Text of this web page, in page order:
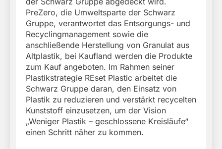
PreZero, die Umweltsparte der Schwarz
Gruppe, verantwortet das Entsorgungs- und
Recyclingmanagement sowie die
anschließende Herstellung von Granulat aus
Altplastik, bei Kaufland werden die Produkte
zum Kauf angeboten. Im Rahmen seiner
Plastikstrategie REset Plastic arbeitet die
Schwarz Gruppe daran, den Einsatz von
Plastik zu reduzieren und verstärkt recycelten
Kunststoff einzusetzen, um der Vision
„Weniger Plastik – geschlossene Kreisläufe“
einen Schritt näher zu kommen.